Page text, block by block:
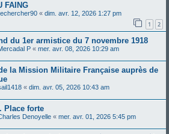
FAING
« dim. avr. 12, 2026 1:27 pm
1 2
du 1er armistice du 7 novembre 1918
P « mer. avr. 08, 2026 10:29 am
la Mission Militaire Française auprès de
« dim. avr. 05, 2026 10:43 am
Place forte
Denoyelle « mer. avr. 01, 2026 5:45 pm